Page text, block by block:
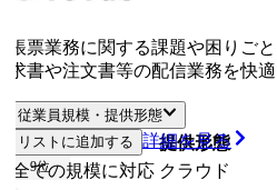
票業務に関する課題や困りごと
書や注文書等の配信業務を快適
従業員規模・提供形態
従業員規模
提供形態
ての規模に対応 クラウド
リストに追加する 詳細を見る
9位